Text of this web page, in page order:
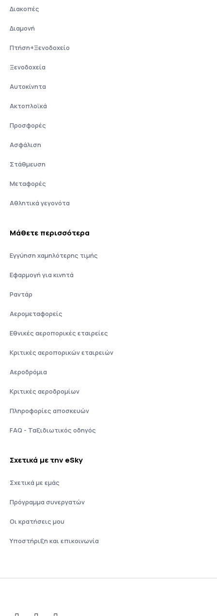
Διακοπές
Διαμονή
Πτήση+Ξενοδοχείο
Ξενοδοχεία
Αυτοκίνητα
Ακτοπλοϊκά
Προσφορές
Ασφάλιση
Στάθμευση
Μεταφορές
Αθλητικά γεγονότα
Μάθετε περισσότερα
Εγγύηση χαμηλότερης τιμής
Εφαρμογή για κινητά
Ραντάρ
Αερομεταφορείς
Εθνικές αεροπορικές εταιρείες
Κριτικές αεροπορικών εταιρειών
Αεροδρόμια
Κριτικές αεροδρομίων
Πληροφορίες αποσκευών
FAQ - Ταξιδιωτικός οδηγός
Σχετικά με την eSky
Σχετικά με εμάς
Πρόγραμμα συνεργατών
Οι κρατήσεις μου
Υποστήριξη και επικοινωνία